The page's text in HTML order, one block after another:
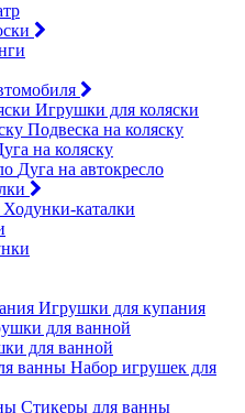
Игрушки для коляски
Подвеска на коляску
на коляску
Дуга на автокресло
Ходунки-каталки
Игрушки для купания
для ванной
Набор игрушек для
Стикеры для ванны